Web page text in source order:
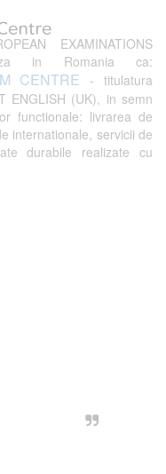
EXAMINATIONS
in Romania ca:
CENTRE - titulatura
ENGLISH (UK), in semn
functionale: livrarea de
internationale, servicii de
durabile realizate cu